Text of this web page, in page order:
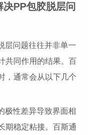
PP包胶脱层问
问题往往并非单一
共同作用的结果。百
，通常会从以下几个
性差异导致界面相
期稳定粘接。百斯通